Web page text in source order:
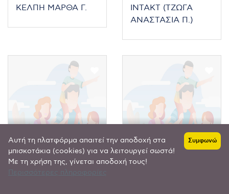
ΚΕΛΠΗ ΜΑΡΘΑ Γ.
ΙΝΤΑΚΤ (ΤΖΩΓΑ
ΑΝΑΣΤΑΣΙΑ Π.)
Θεσσαλονίκη Θεσσαλονίκη
Αυτή τη πλατφόρμα απαιτεί την αποδοχή στα
μπισκοτάκια (cookies) για να λειτουργεί σωστά!
Με τη χρήση της, γίνεται αποδοχή τους!
Συμφωνώ